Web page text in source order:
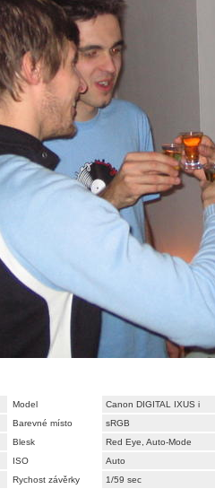
Model
Canon DIGITAL IXUS i
Barevné místo
sRGB
Blesk
Red Eye, Auto-Mode
ISO
Auto
Rychost závěrky 1/59 sec